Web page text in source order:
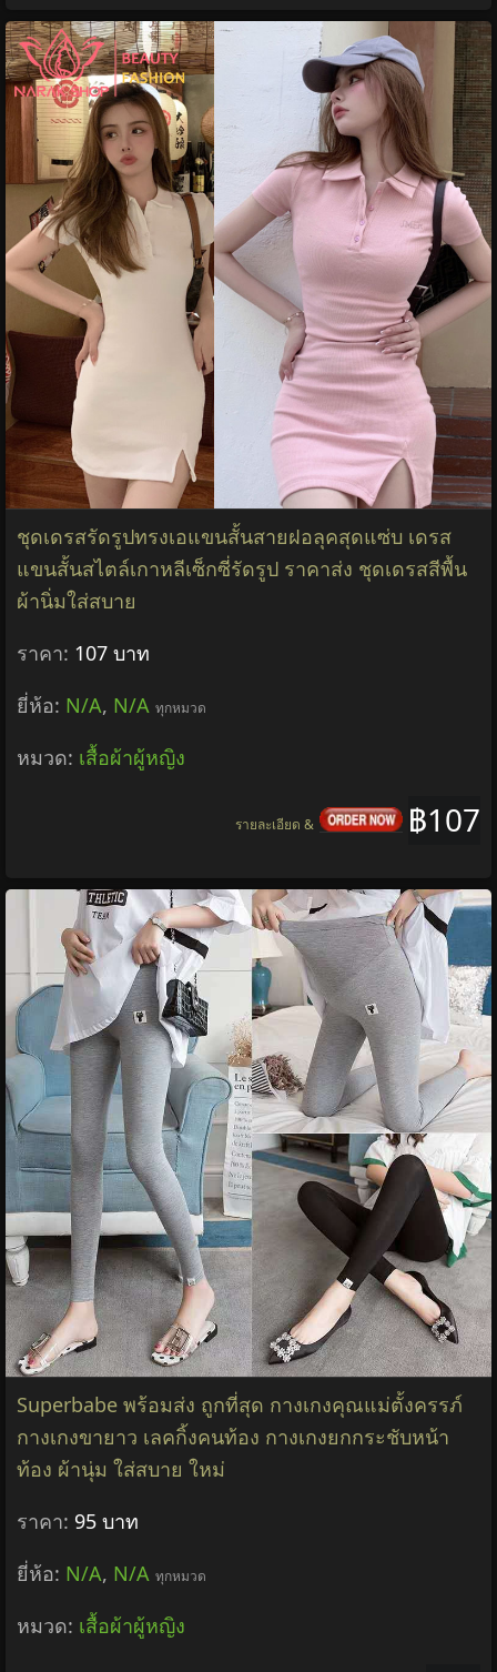
ชุดเดรสรัดรูปทรงเอแขนสั้นสายฝอลุคสุดแซ่บ เดรส
แขนสั้นสไตล์เกาหลีเซ็กซี่รัดรูป ราคาส่ง ชุดเดรสสีพื้น
ผ้านิ่มใส่สบาย
ราคา: 107 บาท
ยี่ห้อ: N/A, N/A ทุกหมวด
หมวด: เสื้อผ้าผู้หญิง
฿107
รายละเอียด &
Superbabe พร้อมส่ง ถูกที่สุด กางเกงคุณแม่ตั้งครรภ์
กางเกงขายาว เลคกิ้งคนท้อง กางเกงยกกระชับหน้า
ท้อง ผ้านุ่ม ใส่สบาย ใหม่
ราคา: 95 บาท
ยี่ห้อ: N/A, N/A ทุกหมวด
หมวด: เสื้อผ้าผู้หญิง